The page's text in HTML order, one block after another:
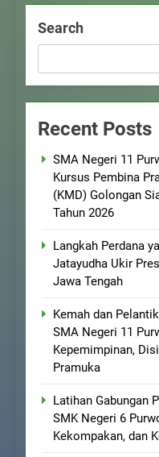
Search
Recent Posts
SMA Negeri 11
Kursus Pembina
(KMD) Golongan
Tahun 2026
Langkah Perdana
Jatayudha Ukir
Jawa Tengah
Kemah dan
SMA Negeri 11
Kepemimpinan,
Pramuka
Latihan Gabungan
SMK Negeri 6
Kekompakan, dan